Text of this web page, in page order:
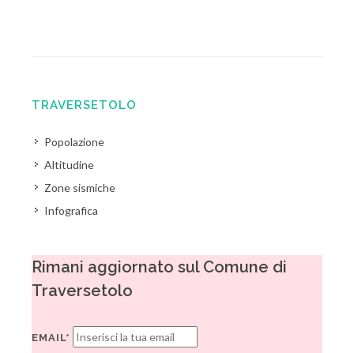
TRAVERSETOLO
Popolazione
Altitudine
Zone sismiche
Infografica
Rimani aggiornato sul Comune di
Traversetolo
EMAIL*